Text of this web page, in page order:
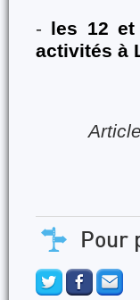
- les 12 et
activités à
Pour